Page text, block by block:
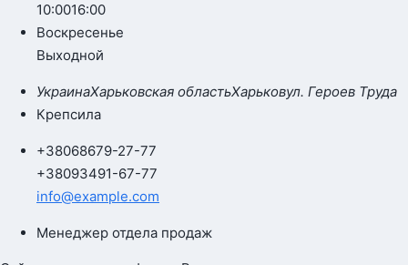
10:0016:00
Воскресенье
Выходной
УкраинаХарьковская областьХарьковул. Героев Труда
Крепсила
+38068679-27-77
+38093491-67-77
info@example.com
Менеджер отдела продаж